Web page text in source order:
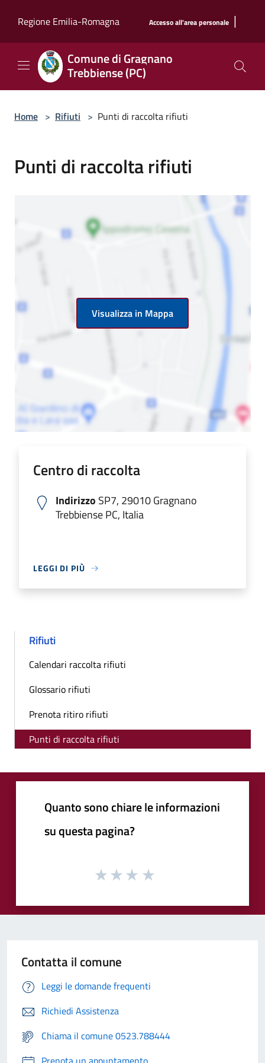
Regione Emilia-Romagna
Accesso all'area personale |
Comune di Gragnano
Trebbiense (PC)
Home > Rifiuti > Punti di raccolta rifiuti
Punti di raccolta rifiuti
Visualizza in Mappa
Centro di raccolta
Indirizzo SP7, 29010 Gragnano
Trebbiense PC, Italia
LEGGI DI PIÙ
Rifiuti
Calendari raccolta rifiuti
Glossario rifiuti
Prenota ritiro rifiuti
Punti di raccolta rifiuti
Quanto sono chiare le informazioni
su questa pagina?
Contatta il comune
Leggi le domande frequenti
Richiedi Assistenza
Chiama il comune 0523.788444